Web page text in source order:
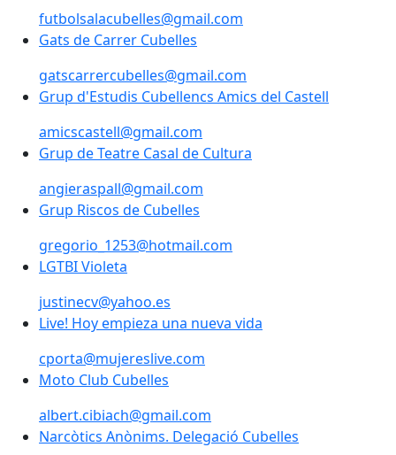
futbolsalacubelles@gmail.com
Gats de Carrer Cubelles
gatscarrercubelles@gmail.com
Grup d'Estudis Cubellencs Amics del Castell
amicscastell@gmail.com
Grup de Teatre Casal de Cultura
angieraspall@gmail.com
Grup Riscos de Cubelles
gregorio_1253@hotmail.com
LGTBI Violeta
justinecv@yahoo.es
Live! Hoy empieza una nueva vida
cporta@mujereslive.com
Moto Club Cubelles
albert.cibiach@gmail.com
Narcòtics Anònims. Delegació Cubelles